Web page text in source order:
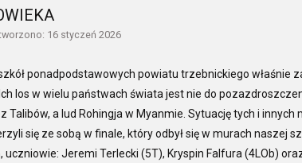
16 styczeń 2026
ponadpodstawowych powiatu trzebnickiego właśnie
los w wielu państwach świata jest nie do
a lud Rohingja w Myanmie. Sytuację tych i innych
się ze sobą w finale, który odbył się w murach naszej
Jeremi Terlecki (5T), Kryspin Falfura (4LOb)